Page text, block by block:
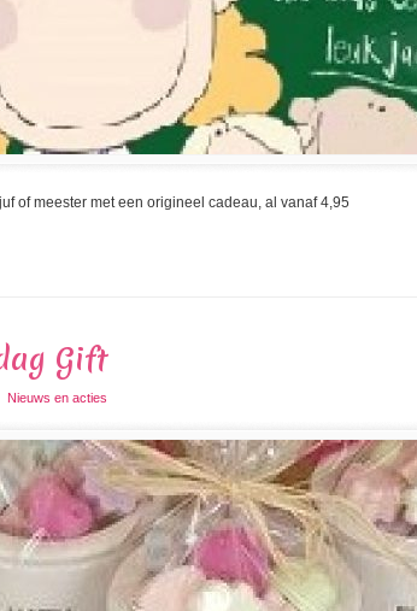
of meester met een origineel cadeau, al vanaf 4,95
Gift
Nieuws en acties